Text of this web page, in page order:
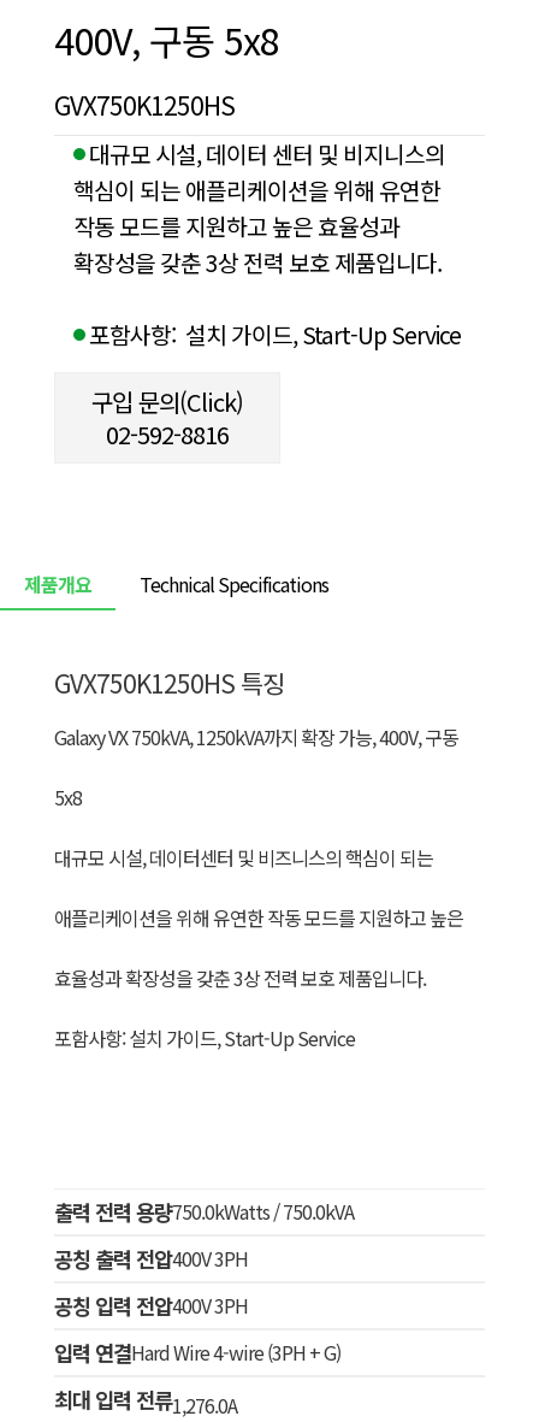
400V, 구동 5x8
GVX750K1250HS
대규모 시설, 데이터 센터 및 비지니스의
핵심이 되는 애플리케이션을 위해 유연한
작동 모드를 지원하고 높은 효율성과
확장성을 갖춘 3상 전력 보호 제품입니다.
포함사항: 설치 가이드, Start-Up Service
구입 문의(Click)
02-592-8816
제품개요 Technical Specifications
GVX750K1250HS 특징
Galaxy VX 750kVA, 1250kVA까지 확장 가능, 400V, 구동
5x8
대규모 시설, 데이터센터 및 비즈니스의 핵심이 되는
애플리케이션을 위해 유연한 작동 모드를 지원하고 높은
효율성과 확장성을 갖춘 3상 전력 보호 제품입니다.
포함사항: 설치 가이드, Start-Up Service
출력 전력 용량750.0kWatts / 750.0kVA
공칭 출력 전압400V 3PH
공칭 입력 전압400V 3PH
입력 연결Hard Wire 4-wire (3PH + G)
최대 입력 전류1,276.0A